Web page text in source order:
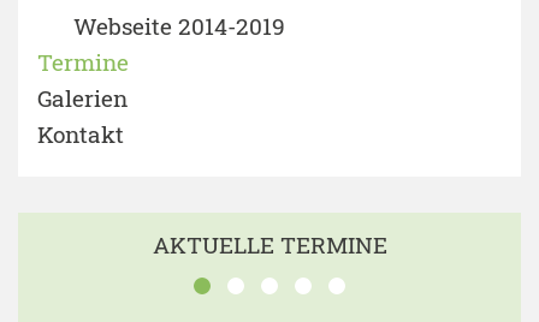
Webseite 2014-2019
Termine
Galerien
Kontakt
AKTUELLE TERMINE